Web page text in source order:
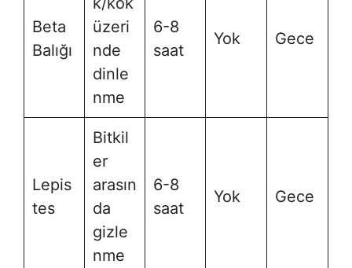
Beta
Balığı
üzeri
nde
dinle
nme
6-8
saat
Yok Gece
Lepis
tes
Bitkil
er
arasın
da
gizle
nme
6-8
saat
Yok Gece